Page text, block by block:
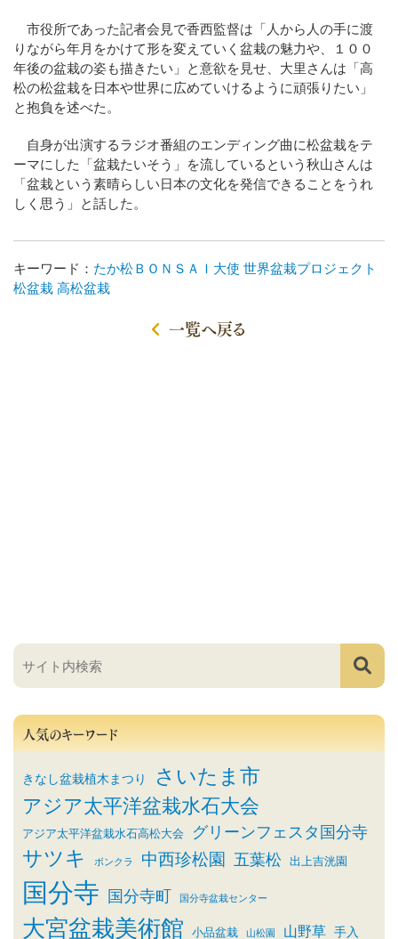
市役所であった記者会見で香西監督は「人から人の手に渡
りながら年月をかけて形を変えていく盆栽の魅力や、１００
年後の盆栽の姿も描きたい」と意欲を見せ、大里さんは「高
松の松盆栽を日本や世界に広めていけるように頑張りたい」
と抱負を述べた。
自身が出演するラジオ番組のエンディング曲に松盆栽をテ
ーマにした「盆栽たいそう」を流しているという秋山さんは
「盆栽という素晴らしい日本の文化を発信できることをうれ
しく思う」と話した。
キーワード： たか松ＢＯＮＳＡＩ大使 世界盆栽プロジェクト
松盆栽 高松盆栽
一覧へ戻る
人気のキーワード
きなし盆栽植木まつり さいたま市
アジア太平洋盆栽水石大会
アジア太平洋盆栽水石高松大会 グリーンフェスタ国分寺
サツキ ボンクラ 中西珍松園 五葉松 出上吉洸園
国分寺 国分寺町 国分寺盆栽センター
大宮盆栽美術館 小品盆栽 山松園 山野草 手入